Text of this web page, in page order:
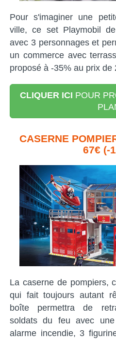
Pour s'imaginer une
ville, ce set Playmobil
avec 3 personnages et
un commerce avec
proposé à -35% au prix de
CLIQUER ICI POUR
CASERNE
67€ (-
La caserne de pompiers,
qui fait toujours autant
boîte permettra de
soldats du feu avec
alarme incendie, 3